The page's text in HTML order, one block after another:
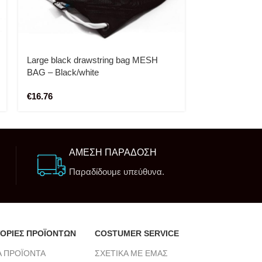
Large black drawstring bag MESH
BAG – Black/white
€16.76
ΑΜΕΣΗ ΠΑΡΑΔΟΣΗ
Παραδίδουμε υπεύθυνα.
ΠΡΟΪΟΝΤΩΝ
ΠΡΟΪΟΝΤΑ
COSTUMER SERVICE
ΣΧΕΤΙΚΑ ΜΕ ΕΜΑΣ